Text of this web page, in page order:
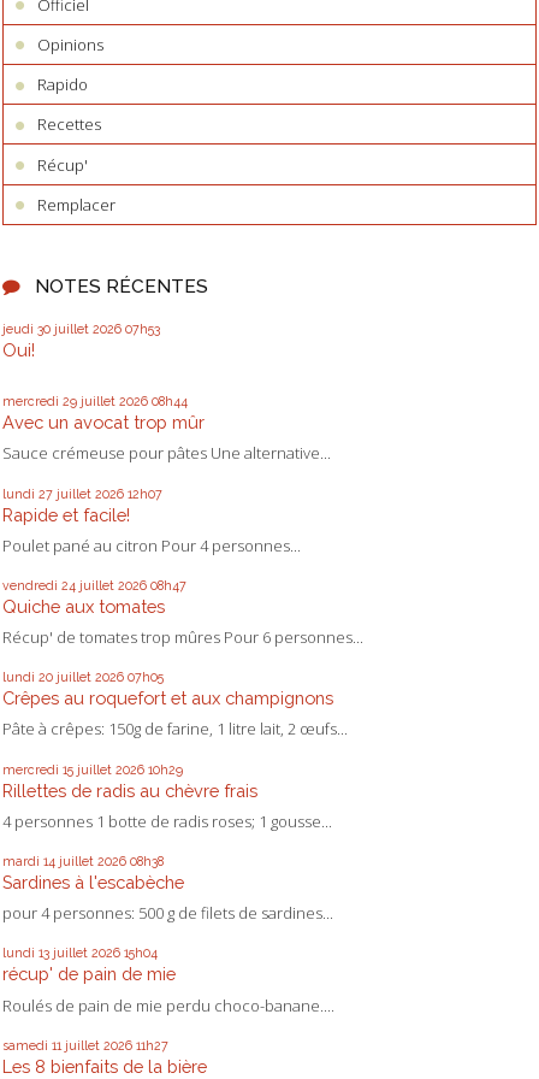
Opinions
Rapido
Recettes
Récup'
Remplacer
NOTES RÉCENTES
jeudi 30 juillet 2026 07h53
Oui!
mercredi 29 juillet 2026 08h44
Avec un avocat trop mûr
Sauce crémeuse pour pâtes Une alternative...
lundi 27 juillet 2026 12h07
Rapide et facile!
Poulet pané au citron Pour 4 personnes...
vendredi 24 juillet 2026 08h47
Quiche aux tomates
Récup' de tomates trop mûres Pour 6 personnes...
lundi 20 juillet 2026 07h05
Crêpes au roquefort et aux champignons
Pâte à crêpes: 150g de farine, 1 litre lait, 2 œufs...
mercredi 15 juillet 2026 10h29
Rillettes de radis au chèvre frais
4 personnes 1 botte de radis roses; 1 gousse...
mardi 14 juillet 2026 08h38
Sardines à l'escabèche
pour 4 personnes: 500 g de filets de sardines...
lundi 13 juillet 2026 15h04
récup' de pain de mie
Roulés de pain de mie perdu choco-banane....
samedi 11 juillet 2026 11h27
Les 8 bienfaits de la bière